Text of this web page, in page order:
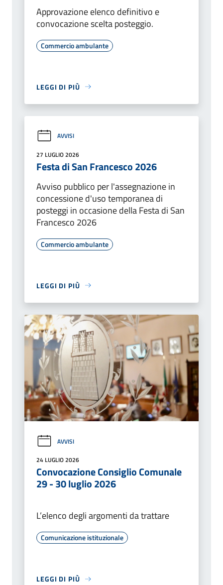
Approvazione elenco definitivo e
convocazione scelta posteggio.
Commercio ambulante
LEGGI DI PIÙ
AVVISI
27 LUGLIO 2026
Festa di San Francesco 2026
Avviso pubblico per l'assegnazione in
concessione d'uso temporanea di
posteggi in occasione della Festa di San
Francesco 2026
Commercio ambulante
LEGGI DI PIÙ
AVVISI
24 LUGLIO 2026
Convocazione Consiglio Comunale
29 - 30 luglio 2026
L’elenco degli argomenti da trattare
Comunicazione istituzionale
LEGGI DI PIÙ